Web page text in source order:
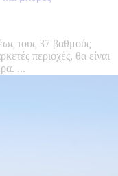
τους 37 βαθμούς
περιοχές, θα είναι
...